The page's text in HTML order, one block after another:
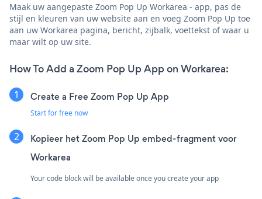
Maak uw aangepaste Zoom Pop Up Workarea - app, pas de
stijl en kleuren van uw website aan en voeg Zoom Pop Up toe
aan uw Workarea pagina, bericht, zijbalk, voettekst of waar u
maar wilt op uw site.
How To Add a Zoom Pop Up App on Workarea:
Create a Free Zoom Pop Up App
Start for free now
Kopieer het Zoom Pop Up embed-fragment voor
Workarea
Your code block will be available once you create your app